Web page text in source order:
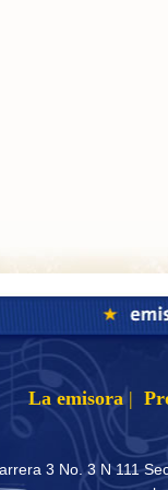
La emisora |
3 No. 3 N 111